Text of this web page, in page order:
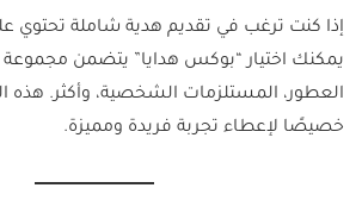
إذا كنت ترغب في تقديم هدية شاملة تحتوي
يمكنك اختيار “بوكس هدايا” يتضمن
العطور، المستلزمات الشخصية، وأكثر.
خصيصًا لإعطاء تجربة فريدة ومميزة.